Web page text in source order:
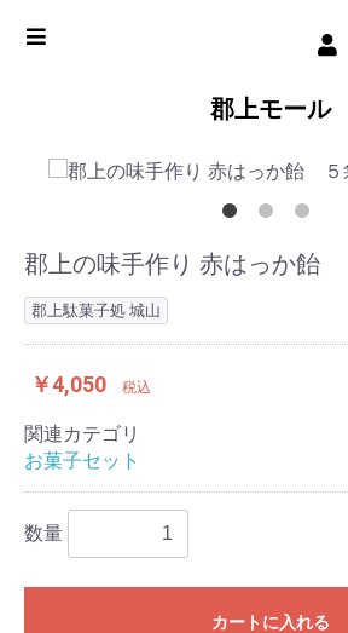
郡上モール
郡上の味手作り 赤はっか飴
郡上駄菓子処 城山
￥4,050 税込
関連カテゴリ
お菓子セット
数量
カートに入れる